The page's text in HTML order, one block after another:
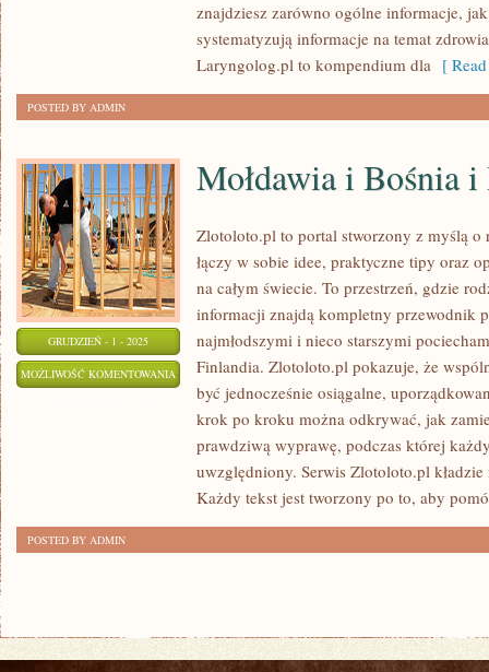
znajdziesz zarówno ogólne informacje,
systematyzują informacje na temat
Laryngolog.pl to kompendium dla [
POSTED BY ADMIN
GRUDZIEŃ - 1 - 2025
MOŻLIWOŚĆ KOMENTOWANIA MOŁDAWIA
BOŚNIA
HERCEGOWINA
Mołdawia i Bośnia
Zlotoloto.pl to portal stworzony z myślą
łączy w sobie idee, praktyczne tipy oraz
na całym świecie. To przestrzeń, gdzie
informacji znajdą kompletny przewodnik
najmłodszymi i nieco starszymi
Finlandia. Zlotoloto.pl pokazuje, że
być jednocześnie osiągalne,
krok po kroku można odkrywać, jak
prawdziwą wyprawę, podczas której
uwzględniony. Serwis Zlotoloto.pl
Każdy tekst jest tworzony po to, aby
POSTED BY ADMIN